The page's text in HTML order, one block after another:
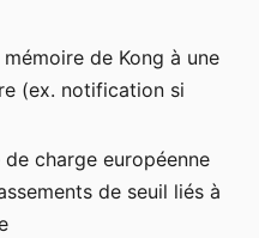
de Kong à une
(ex. notification si
charge européenne
de seuil liés à